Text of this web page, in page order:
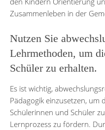
Zusammenleben in der
Nutzen Sie
Lehrmethoden, um
Schüler zu erhalten.
Es ist wichtig,
Pädagogik einzusetzen, um
Schülerinnen und Schüler
Lernprozess zu fördern.